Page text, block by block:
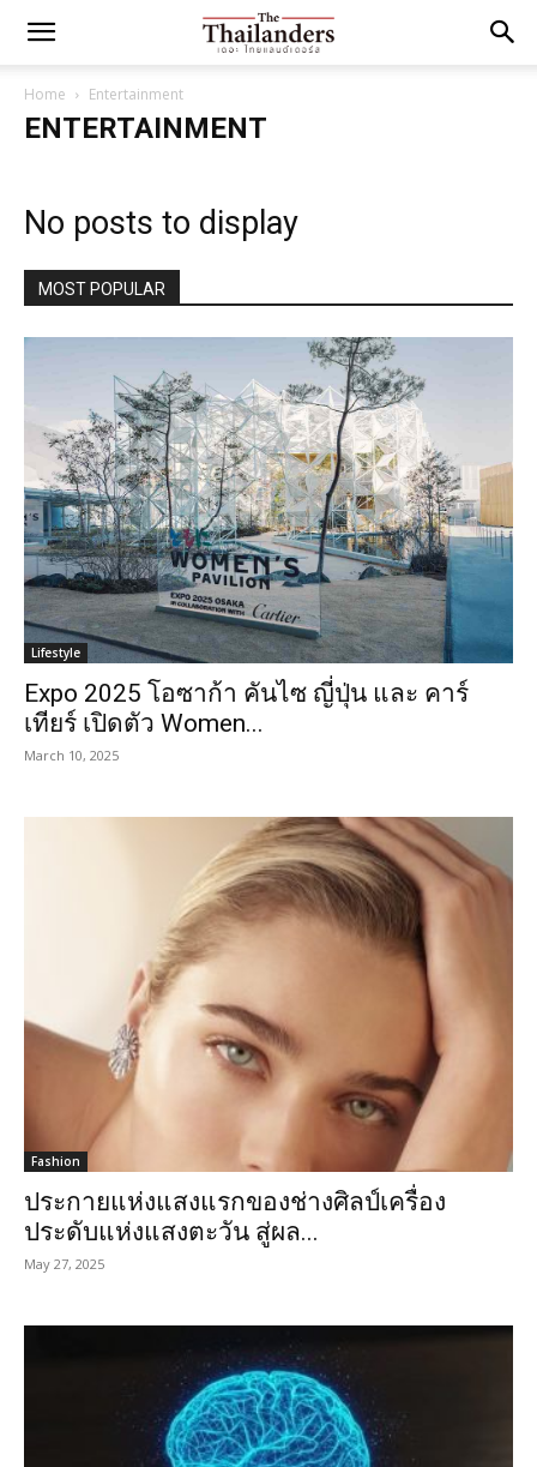
Home Entertainment
ENTERTAINMENT
No posts to display
MOST POPULAR
Lifestyle
Expo 2025 โอซาก้า คันไซ ญี่ปุ่น และ คาร์
เทียร์ เปิดตัว Women...
March 10, 2025
Fashion
ประกายแห่งแสงแรกของช่างศิลป์เครื่อง
ประดับแห่งแสงตะวัน สู่ผล...
May 27, 2025